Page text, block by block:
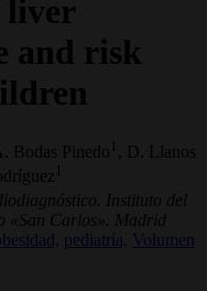
liver
and risk
Bodas Pinedo 1
, D. Llanos
1
Instituto del
«San Carlos». Madrid
pediatría, Volumen